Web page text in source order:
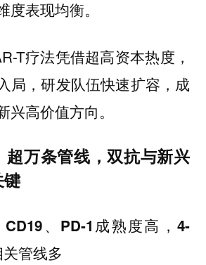
表现均衡。
T疗法凭借超高资本热度，
局，研发队伍快速扩容，成
兴高价值方向。
超万条管线，双抗与新兴
、PD-1成熟度高，4-
管线多